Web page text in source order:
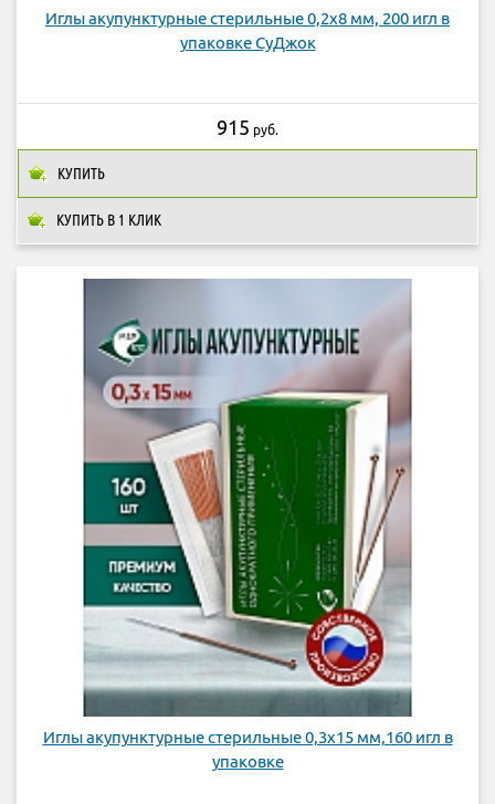
Иглы акупунктурные стерильные 0,2х8 мм, 200 игл в
упаковке СуДжок
КУПИТЬ В 1 КЛИК
915 руб.
КУПИТЬ
Иглы акупунктурные стерильные 0,3х15 мм,160 игл в
упаковке